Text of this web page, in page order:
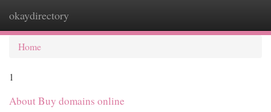
okaydirectory
Home
1
About Buy domains online